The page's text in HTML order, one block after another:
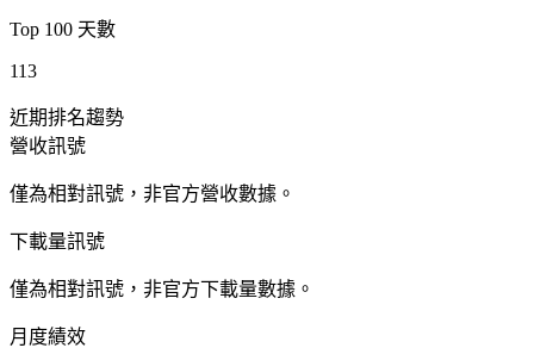
Top 100 天數
113
近期排名趨勢
營收訊號
僅為相對訊號，非官方營收數據。
下載量訊號
僅為相對訊號，非官方下載量數據。
月度績效